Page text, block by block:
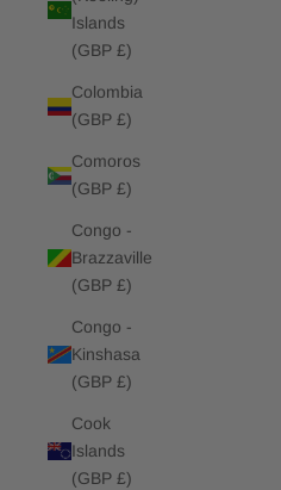
Islands
(GBP £)
Colombia
(GBP £)
Comoros
(GBP £)
Congo -
Brazzaville
(GBP £)
Congo -
Kinshasa
(GBP £)
Cook
Islands
(GBP £)